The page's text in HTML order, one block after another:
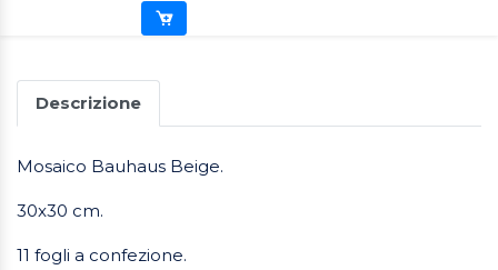
Descrizione
Mosaico Bauhaus Beige.
30x30 cm.
11 fogli a confezione.